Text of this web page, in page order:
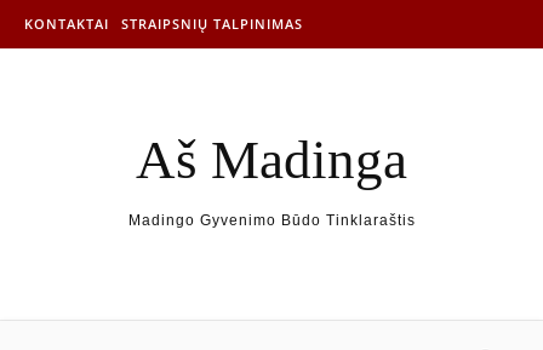
KONTAKTAI STRAIPSNIŲ TALPINIMAS
Aš Madinga
Madingo Gyvenimo Būdo Tinklaraštis